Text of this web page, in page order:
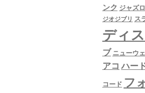
ンク ジャズ
ジオジブリ ス
ディ
ブ ニューウ
アコ ハー
コード フ